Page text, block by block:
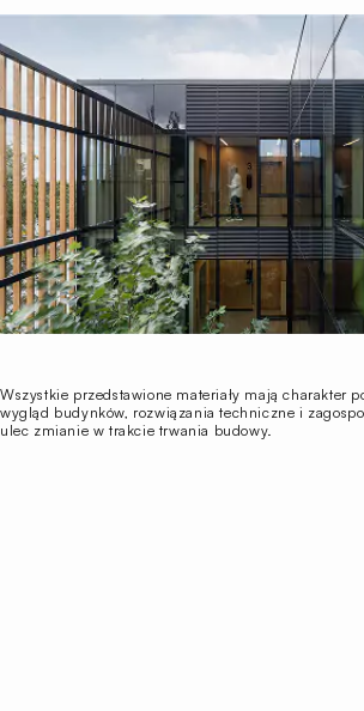
Wszystkie przedstawione materiały mają charakter
wygląd budynków, rozwiązania techniczne i
ulec zmianie w trakcie trwania budowy.